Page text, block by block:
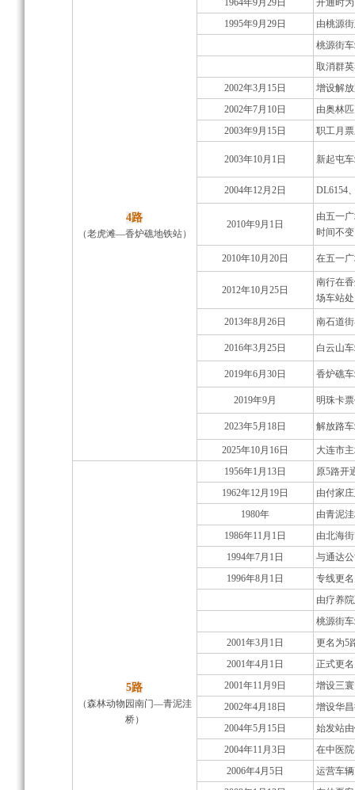
4路
（老虎滩—香炉礁地铁站）
1964年9月29日
开通时
1995年9月29日
由桃源
桃源街
取消群
2002年3月15日
增设解
2002年7月10日
由奥林
2003年9月15日
职工月
2003年10月1日 新起屯
2004年12月2日 DL6154
2010年9月1日
由五一
时间不变
2010年10月20日 在五一
2012年10月25日
南行在
场车站处
2013年8月26日 南石道
2016年3月25日 白云山
2019年6月30日 香炉礁
2019年9月 明珠卡
2023年5月18日 解放路
2025年10月16日 大连市
5路
（森林动物园南门—青泥洼
桥）
1956年1月13日
原5路开
1962年12月19日
由付家
1980年
由青泥
1986年11月1日
由北海
1994年7月1日
与通达
1996年8月1日
专线更
由疗养
桃源街
2001年3月1日
更名为5
2001年4月1日
正式更
2001年11月9日
增设三
2002年4月18日
增设华
2004年5月15日
始发站
2004年11月3日
在中医
2006年4月5日
运营车